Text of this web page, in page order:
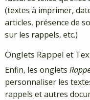
(textes à imprimer,
articles, présence de
sur les rappels, etc.)
Onglets Rappel et
Enfin, les onglets
personnaliser les
rappels et autres